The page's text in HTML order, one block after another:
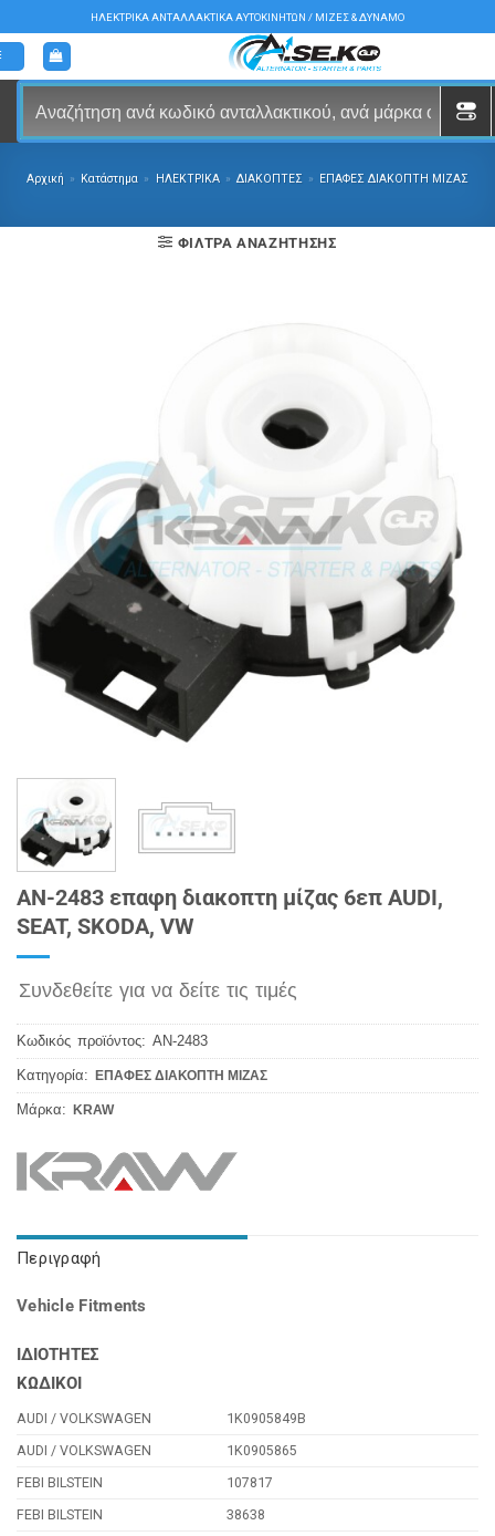
στο
περιεχόμενο
ΗΛΕΚΤΡΙΚΑ ΑΝΤΑΛΛΑΚΤΙΚΑ ΑΥΤΟΚΙΝΗΤΩΝ / ΜΙΖΕΣ & ΔΥΝΑΜΟ
Αρχική » Κατάστημα » ΗΛΕΚΤΡΙΚΑ » ΔΙΑΚΟΠΤΕΣ » ΕΠΑΦΕΣ ΔΙΑΚΟΠΤΗ ΜΙΖΑΣ
ΦΊΛΤΡΑ ΑΝΑΖΉΤΗΣΗΣ
AN-2483 επαφη διακοπτη μίζας 6επ AUDI,
SEAT, SKODA, VW
Συνδεθείτε για να δείτε τις τιμές
Κωδικός προϊόντος: AN-2483
Κατηγορία: ΕΠΑΦΕΣ ΔΙΑΚΟΠΤΗ ΜΙΖΑΣ
Μάρκα: KRAW
Περιγραφή
Vehicle Fitments
ΙΔΙΟΤΗΤΕΣ
ΚΩΔΙΚΟΙ
AUDI / VOLKSWAGEN
1K0905849B
AUDI / VOLKSWAGEN
1K0905865
FEBI BILSTEIN
107817
FEBI BILSTEIN
38638